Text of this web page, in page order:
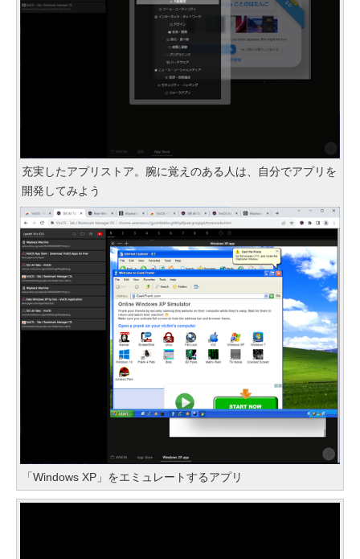
充実したアプリストア。腕に覚えのある人は、自分でアプリを
開発してみよう
「Windows XP」をエミュレートするアプリ